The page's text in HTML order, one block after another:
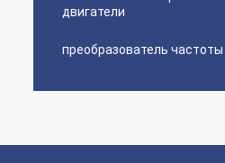
двигатели
преобразователь частоты